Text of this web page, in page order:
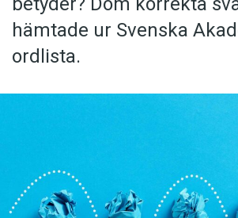
hämtade ur Svenska
ordlista.